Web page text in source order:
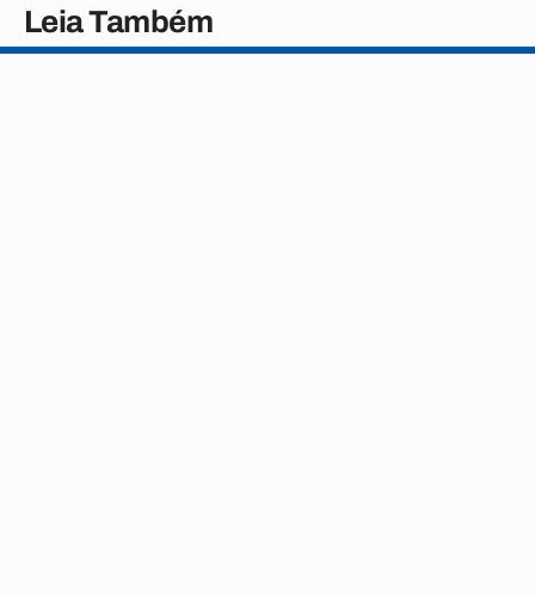
Leia Também